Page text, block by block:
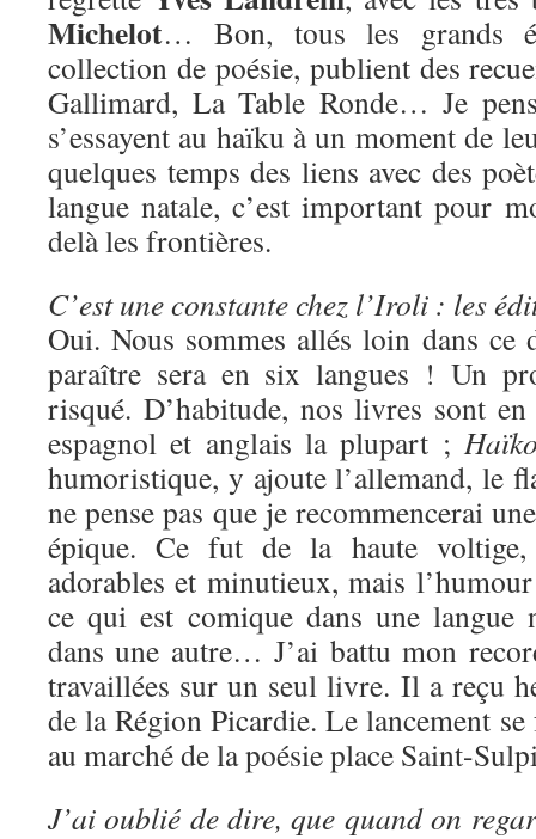
Michelot… Bon, tous les grands
collection de poésie, publient des
Gallimard, La Table Ronde… Je
s’essayent au haïku à un moment de
quelques temps des liens avec des
langue natale, c’est important pour
delà les frontières.
C’est une constante chez l’Iroli : les
Oui. Nous sommes allés loin dans ce
paraître sera en six langues ! Un
risqué. D’habitude, nos livres sont
espagnol et anglais la plupart ;
humoristique, y ajoute l’allemand, le
ne pense pas que je recommencerai
épique. Ce fut de la haute voltige,
adorables et minutieux, mais
ce qui est comique dans une langue
dans une autre… J’ai battu mon
travaillées sur un seul livre. Il a reçu
de la Région Picardie. Le lancement
au marché de la poésie place Saint-
J’ai oublié de dire, que quand on